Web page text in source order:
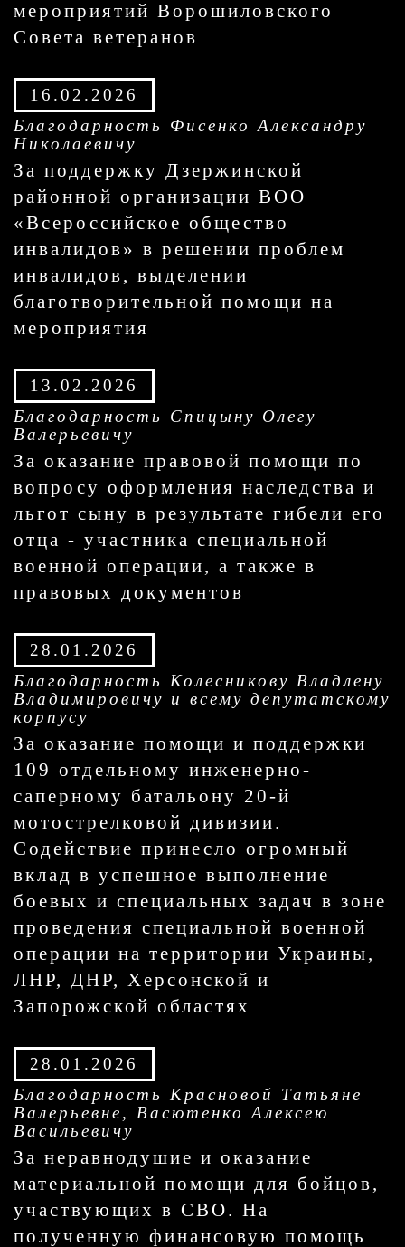
мероприятий Ворошиловского
Совета ветеранов
16.02.2026
Благодарность Фисенко Александру
Николаевичу
За поддержку Дзержинской
районной организации ВОО
«Всероссийское общество
инвалидов» в решении проблем
инвалидов, выделении
благотворительной помощи на
мероприятия
13.02.2026
Благодарность Спицыну Олегу
Валерьевичу
За оказание правовой помощи по
вопросу оформления наследства и
льгот сыну в результате гибели его
отца - участника специальной
военной операции, а также в
правовых документов
28.01.2026
Благодарность Колесникову Владлену
Владимировичу и всему депутатскому
корпусу
За оказание помощи и поддержки
109 отдельному инженерно-
саперному батальону 20-й
мотострелковой дивизии.
Содействие принесло огромный
вклад в успешное выполнение
боевых и специальных задач в зоне
проведения специальной военной
операции на территории Украины,
ЛНР, ДНР, Херсонской и
Запорожской областях
28.01.2026
Благодарность Красновой Татьяне
Валерьевне, Васютенко Алексею
Васильевичу
За неравнодушие и оказание
материальной помощи для бойцов,
участвующих в СВО. На
полученную финансовую помощь